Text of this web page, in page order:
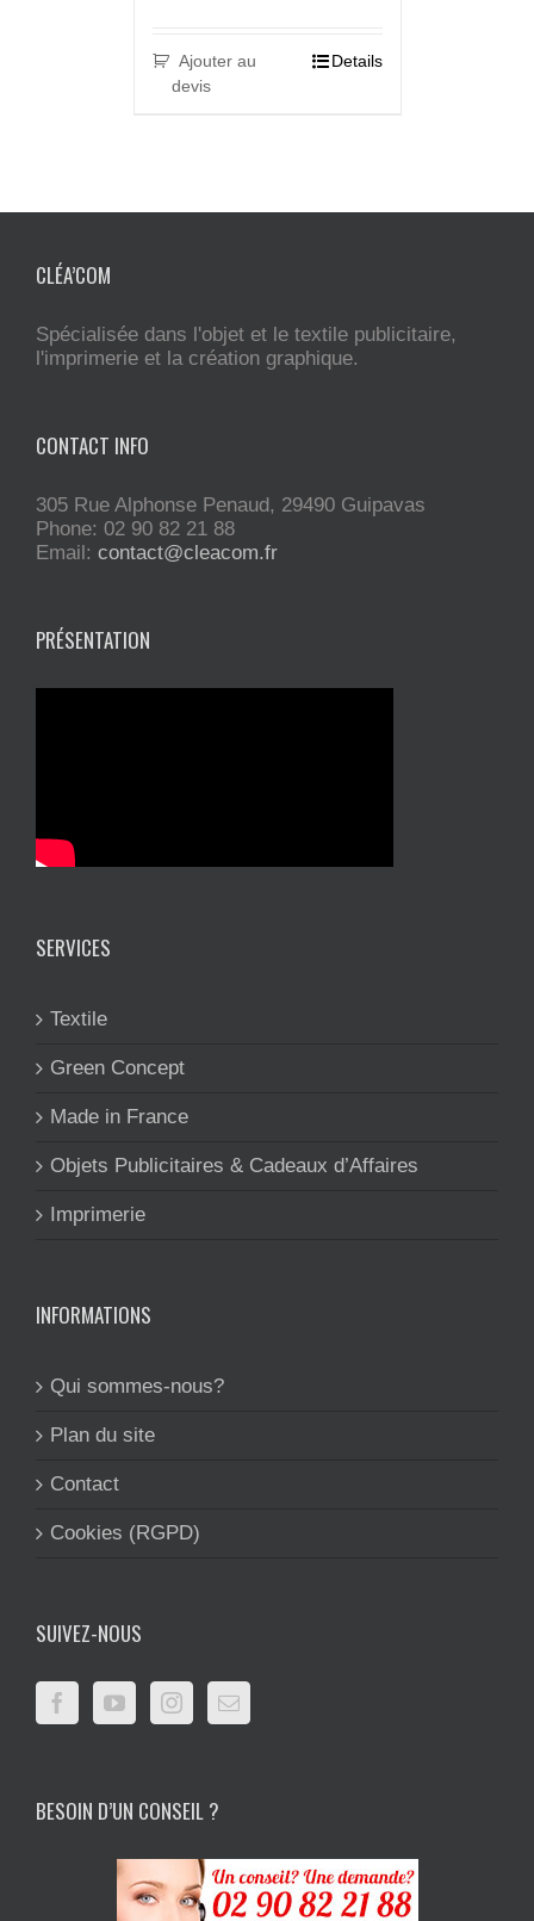
Ajouter au
devis
Details
CLÉA’COM
Spécialisée dans l'objet et le textile publicitaire,
l'imprimerie et la création graphique.
CONTACT INFO
305 Rue Alphonse Penaud, 29490 Guipavas
Phone: 02 90 82 21 88
Email: contact@cleacom.fr
PRÉSENTATION
SERVICES
Textile
Green Concept
Made in France
Objets Publicitaires & Cadeaux d’Affaires
Imprimerie
INFORMATIONS
Qui sommes-nous?
Plan du site
Contact
Cookies (RGPD)
SUIVEZ-NOUS
BESOIN D’UN CONSEIL ?